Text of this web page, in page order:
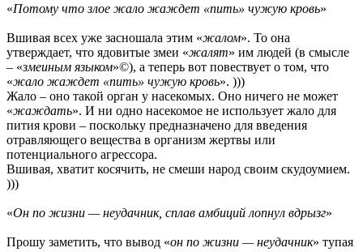
«Потому что злое жало жаждет «пить» чужую кровь»
Вшивая всех уже засношала этим «жалом». То она
утверждает, что ядовитые змеи «жалят» им людей (в смысле
– «змеиным языком»©), а теперь вот повествует о том, что
«жало жаждет «пить» чужую кровь». )))
Жало – оно такой орган у насекомых. Оно ничего не может
«жаждать». И ни одно насекомое не использует жало для
пития крови – поскольку предназначено для введения
отравляющего вещества в организм жертвы или
потенциального агрессора.
Вшивая, хватит косячить, не смеши народ своим скудоумием.
)))
«Он по жизни — неудачник, сплав амбиций лопнул вдрызг»
Прошу заметить, что вывод «он по жизни — неудачник» тупая